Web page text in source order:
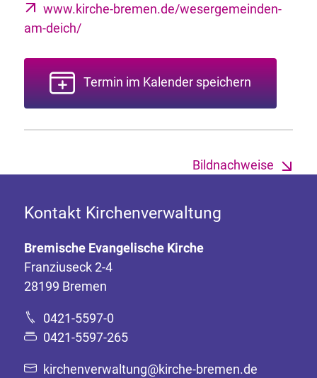
www.kirche-bremen.de/wesergemeinden-
am-deich/
Termin im Kalender speichern
Bildnachweise
Kontakt Kirchenverwaltung
Bremische Evangelische Kirche
Franziuseck 2-4
28199 Bremen
0421-5597-0
0421-5597-265
kirchenverwaltung@kirche-bremen.de